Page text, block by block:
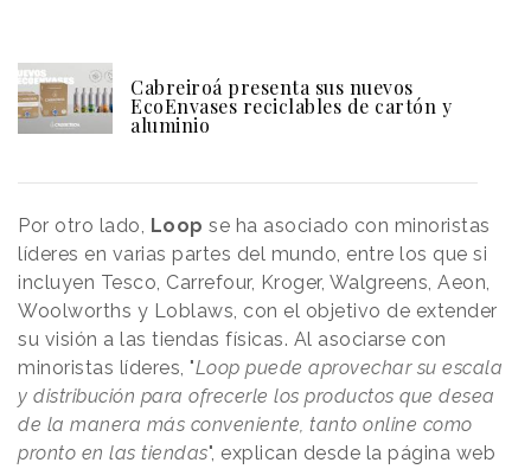
Cabreiroá presenta sus nuevos
EcoEnvases reciclables de cartón y
aluminio
Por otro lado, Loop se ha asociado con minoristas
líderes en varias partes del mundo, entre los que si
incluyen Tesco, Carrefour, Kroger, Walgreens, Aeon,
Woolworths y Loblaws, con el objetivo de extender
su visión a las tiendas físicas. Al asociarse con
minoristas líderes, "Loop puede aprovechar su escala
y distribución para ofrecerle los productos que desea
de la manera más conveniente, tanto online como
pronto en las tiendas", explican desde la página web